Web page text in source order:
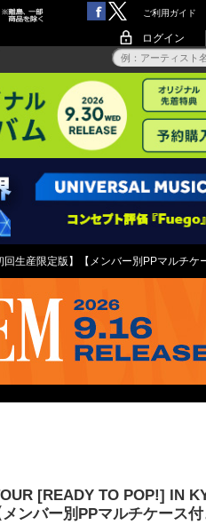
ご利用ガイド
ログイン
生産限定版】【メンバー別PPマルチケ
[READY TO POP!] IN
ンバー別PPマルチケース付